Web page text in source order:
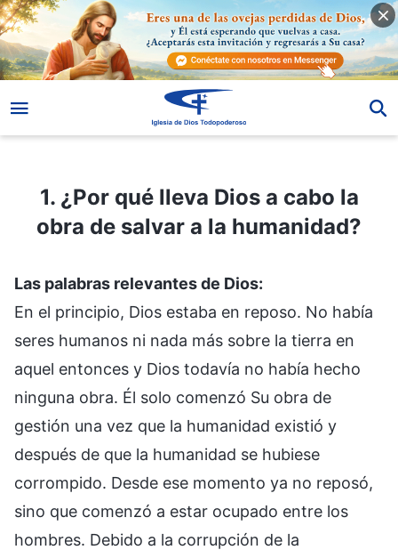
1. ¿Por qué lleva Dios a cabo la
obra de salvar a la humanidad?
Las palabras relevantes de Dios:
En el principio, Dios estaba en reposo. No había
seres humanos ni nada más sobre la tierra en
aquel entonces y Dios todavía no había hecho
ninguna obra. Él solo comenzó Su obra de
gestión una vez que la humanidad existió y
después de que la humanidad se hubiese
corrompido. Desde ese momento ya no reposó,
sino que comenzó a estar ocupado entre los
hombres. Debido a la corrupción de la